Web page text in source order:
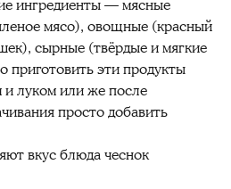
ингредиенты — мясные
мясо), овощные (красный
сырные (твёрдые и мягкие
эти продукты
и луком или же после
просто добавить
вкус блюда чеснок